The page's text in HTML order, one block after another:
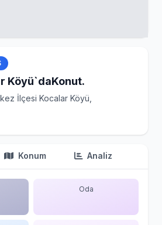
Köyü`daKonut.
İlçesi Kocalar Köyü,
Konum Analiz
Oda